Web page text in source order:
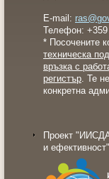
E-mail:
Телефон: +359
* Посочените
техническа
връзка с
регистър. Те
конкретна
Проект
и ефективност"